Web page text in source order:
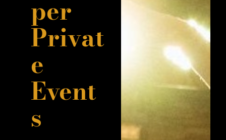
per
Privat
e
Event
s